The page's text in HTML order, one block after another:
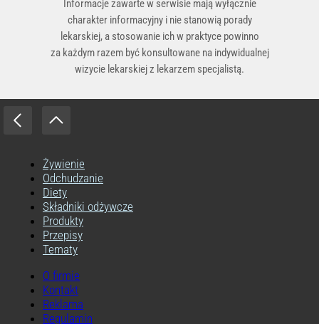
Informacje zawarte w serwisie mają wyłącznie
charakter informacyjny i nie stanowią porady
lekarskiej, a stosowanie ich w praktyce powinno
za każdym razem być konsultowane na indywidualnej
wizycie lekarskiej z lekarzem specjalistą.
Żywienie
Odchudzanie
Diety
Składniki odżywcze
Produkty
Przepisy
Tematy
O firmie
Kontakt
Reklama
Regulamin